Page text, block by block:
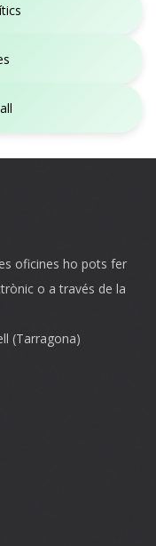
oficines ho pots fer
o a través de la
(Tarragona)